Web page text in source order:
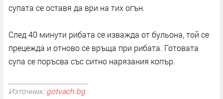
супата се оставя да ври на тих огън.
След 40 минути рибата се изважда от бульона, той се
прецежда и отново се връща при рибата. Готовата
супа се поръсва със ситно нарязания копър.
Източник: gotvach.bg